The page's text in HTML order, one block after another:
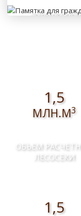
1,5
МЛН.М3
ОБЪЕМ
ЛЕСОСЕКИ
1,5